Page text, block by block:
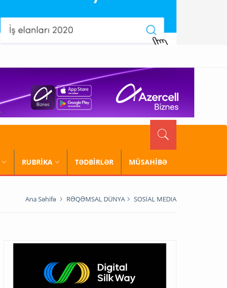
RUBRİKA TƏDBİRLƏR MÜSAHİBƏ
Ana Səhifə RƏQƏMSAL DÜNYA SOSİAL MEDIA